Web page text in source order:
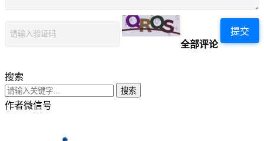
提交
全部评论
搜索
搜索
作者微信号